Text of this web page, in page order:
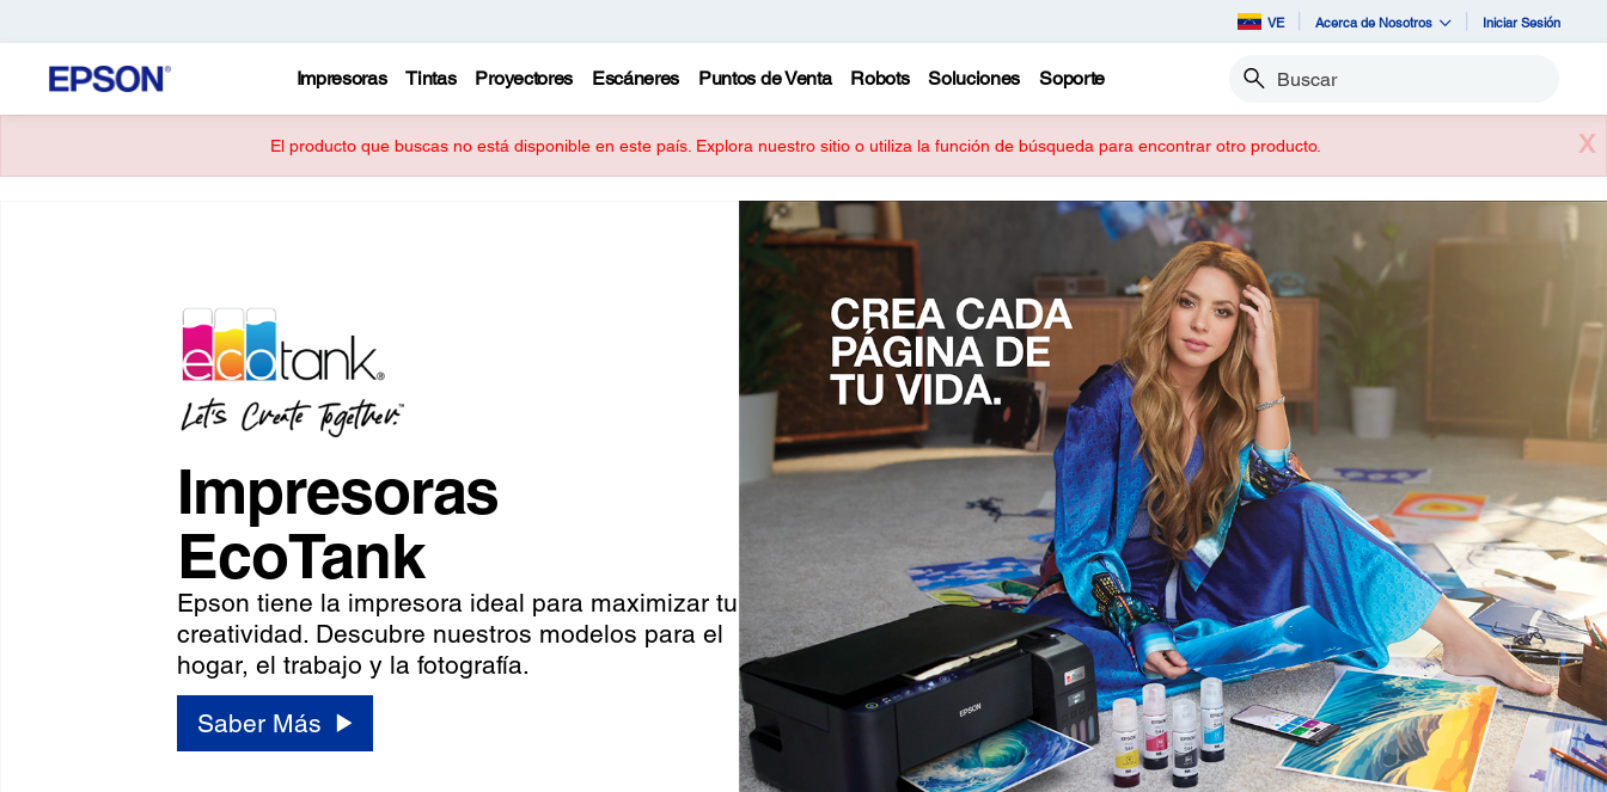
VE Acerca de Nosotros Iniciar Sesión
Impresoras Tintas Proyectores Escáneres Puntos de Venta Robots Soluciones Soporte Buscar
X
El producto que buscas no está disponible en este país. Explora nuestro sitio o utiliza la función de búsqueda para encontrar otro producto.
Impresoras
EcoTank
Epson tiene la impresora ideal para maximizar tu
creatividad. Descubre nuestros modelos para el
hogar, el trabajo y la fotografía.
Saber Más